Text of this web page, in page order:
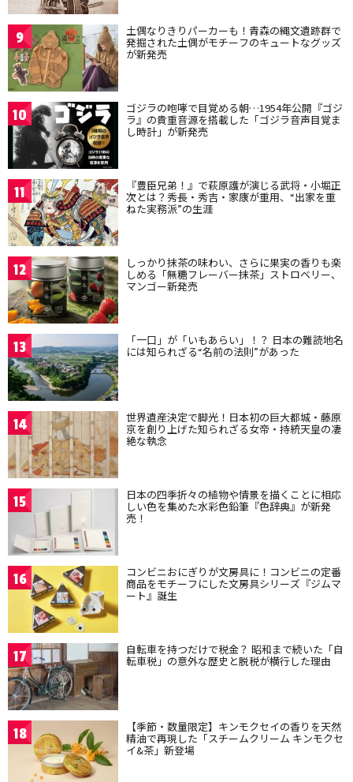
9 土偶なりきりパーカーも！青森の縄文遺跡群で
発掘された土偶がモチーフのキュートなグッズ
が新発売
10 ゴジラの咆哮で目覚める朝…1954年公開『ゴジ
ラ』の貴重音源を搭載した「ゴジラ音声目覚ま
し時計」が新発売
11 『豊臣兄弟！』で萩原護が演じる武将・小堀正
次とは？秀長・秀吉・家康が重用、“出家を重
ねた実務派”の生涯
12 しっかり抹茶の味わい、さらに果実の香りも楽
しめる「無糖フレーバー抹茶」ストロベリー、
マンゴー新発売
13 「一口」が「いもあらい」！？ 日本の難読地名
には知られざる“名前の法則”があった
14 世界遺産決定で脚光！日本初の巨大都城・藤原
京を創り上げた知られざる女帝・持統天皇の凄
絶な執念
15 日本の四季折々の植物や情景を描くことに相応
しい色を集めた水彩色鉛筆『色辞典』が新発
売！
16 コンビニおにぎりが文房具に！コンビニの定番
商品をモチーフにした文房具シリーズ『ジムマ
ート』誕生
17 自転車を持つだけで税金？ 昭和まで続いた「自
転車税」の意外な歴史と脱税が横行した理由
18 【季節・数量限定】キンモクセイの香りを天然
精油で再現した「スチームクリーム キンモクセ
イ&茶」新登場